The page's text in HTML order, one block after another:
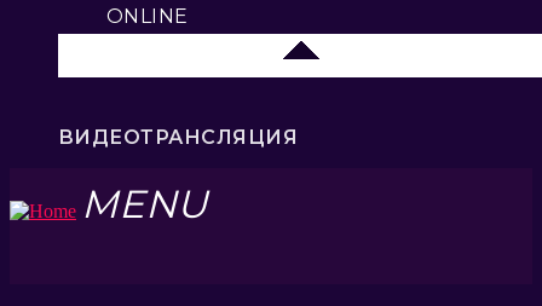
ONLINE
ВИДЕОТРАНСЛЯЦИЯ
MENU